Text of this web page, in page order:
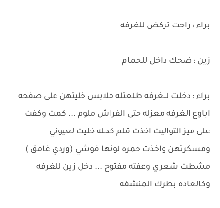
براء : راحت تركض للغرفه
زين : ضحك داخل للحمام
براء : دخلت للغرفه طلعتله ملابس خليتهن على صفحه
اباوع الغرفه معزله حتى الفراش ملوم ... كمت وكفت
على ميز التواليت اخذت قلم كحله خليت لعيوني
ومسكرتهن واخذت حمره لونها فوشي (وردي غامق )
مشطت شعري وعفته مفتوح ... دخل زين للغرفه
وكالعاده بطرك المنشفه